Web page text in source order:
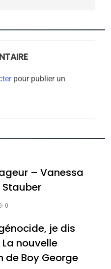
pour publier un
– Vanessa
Stauber
0
je dis
La nouvelle
de Boy George
l’année la plus
d’ADL contre
Dvir
Hadida
: Les amandes de
le miel de Tadla
consacrés produits